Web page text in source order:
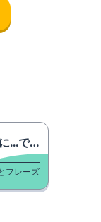
です。
フレーズ